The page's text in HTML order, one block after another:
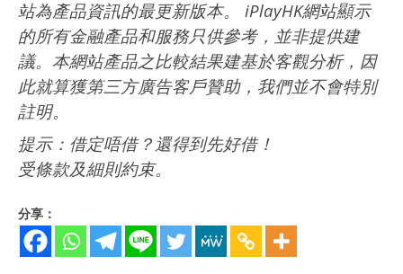
站為產品資訊的最更新版本。 iPlayHK網站顯示
的所有金融產品和服務只供參考，並非提供建
議。本網站產品之比較結果建基於客觀分析，因
此就算獲第三方廣告客戶贊助，我們並不會特別
註明。
提示：借定唔借？還得到先好借！
受條款及細則約束。
分享：